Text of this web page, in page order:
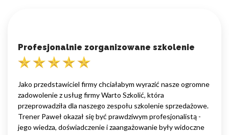
Profesjonalnie zorganizowane szkolenie
Jako przedstawiciel firmy chciałabym wyrazić nasze ogromne
zadowolenie z usług firmy Warto Szkolić, która
przeprowadziła dla naszego zespołu szkolenie sprzedażowe.
Trener Paweł okazał się być prawdziwym profesjonalistą -
jego wiedza, doświadczenie i zaangażowanie były widoczne